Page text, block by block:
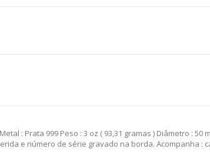
: Prata 999 Peso : 3 oz ( 93,31 gramas ) Diâmetro :
e número de série gravado na borda. Acompanha :